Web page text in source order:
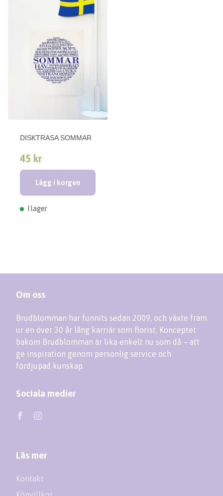
DISKTRASA SOMMAR
45 kr
Lägg i korgen
I lager
Om oss
Brudblomman har funnits sedan 2009, och växte fram
ur en över 30 år lång karriär som florist. Konceptet
bakom Brudblomman är lika enkelt nu som då – att
ge inspiration genom personlig service och
fördjupad kunskap.
Sociala medier
Läs mer
Kontakt